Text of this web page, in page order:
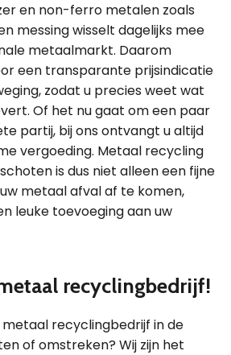
en non-ferro metalen zoals
messing wisselt dagelijks mee
metaalmarkt. Daarom
een transparante prijsindicatie
zodat u precies weet wat
Of het nu gaat om een paar
partij, bij ons ontvangt u altijd
vergoeding. Metaal recycling
is dus niet alleen een fijne
metaal afval af te komen,
leuke toevoeging aan uw
recyclingbedrijf!
recyclingbedrijf in de
of omstreken? Wij zijn het